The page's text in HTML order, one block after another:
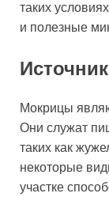
таких
и полезные
Мокрицы
Они служат
таких как
некоторые
участке